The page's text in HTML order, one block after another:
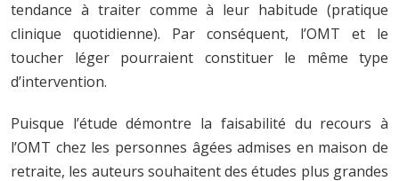
tendance à traiter comme à leur habitude (pratique
clinique quotidienne). Par conséquent, l’OMT et le
toucher léger pourraient constituer le même type
d’intervention.
Puisque l’étude démontre la faisabilité du recours à
l’OMT chez les personnes âgées admises en maison de
retraite, les auteurs souhaitent des études plus grandes